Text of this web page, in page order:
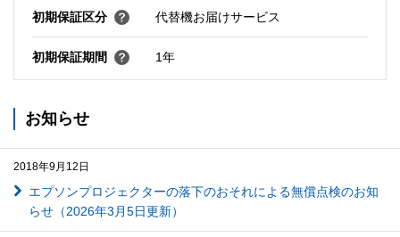
初期保証区分 代替機お届けサービス
初期保証期間 1年
お知らせ
2018年9月12日
エプソンプロジェクターの落下のおそれによる無償点検のお知
らせ（2026年3月5日更新）